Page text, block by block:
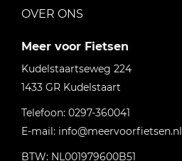
OVER ONS
Meer voor Fietsen
Kudelstaartseweg 224
1433 GR Kudelstaart
Telefoon: 0297-360041
E-mail: info@meervoorfietsen.nl
BTW: NL001979600B51